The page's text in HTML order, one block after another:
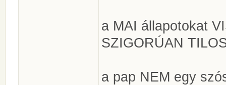
a MAI állapotokat
SZIGORÚAN
a pap NEM egy